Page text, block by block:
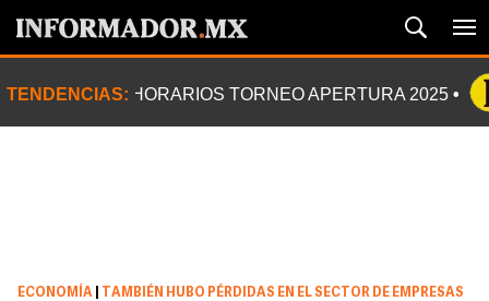
TENDENCIAS: HORARIOS TORNEO APERTURA 2025
ECONOMÍA
TAMBIÉN HUBO PÉRDIDAS EN EL SECTOR DE EMPRESAS